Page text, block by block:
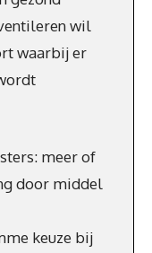
wil
waarbij er
meer of
door middel
keuze bij